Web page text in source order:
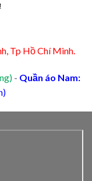
Tp Hồ Chí Minh.
- Quần áo Nam: